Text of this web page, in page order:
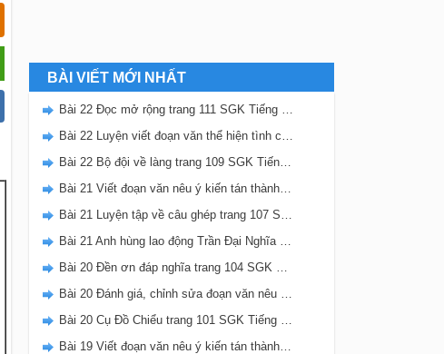
BÀI VIẾT MỚI NHẤT
Bài 22 Đọc mở rộng trang 111 SGK Tiếng Việt 5 Kết nối tri thức tập 2
Bài 22 Luyện viết đoạn văn thể hiện tình cảm, cảm xúc về một sự việc trang 111 SGK Tiếng Việt 5 Kết nối tri thức tập 2
Bài 22 Bộ đội về làng trang 109 SGK Tiếng Việt 5 Kết nối tri thức tập 2
Bài 21 Viết đoạn văn nêu ý kiến tán thành một sự việc, hiện tượng (Bài viết số 2) trang 108 SGK Tiếng Việt 5 Kết nối tri thức tập 2
Bài 21 Luyện tập về câu ghép trang 107 SGK Tiếng Việt 5 Kết nối tri thức tập 2
Bài 21 Anh hùng lao động Trần Đại Nghĩa trang 106 SGK Tiếng Việt 5 Kết nối tri thức tập 2
Bài 20 Đền ơn đáp nghĩa trang 104 SGK Tiếng Việt 5 Kết nối tri thức tập 2
Bài 20 Đánh giá, chỉnh sửa đoạn văn nêu ý kiến tán thành một sự vật, hiện tượng trang 103 SGK Tiếng Việt 5 Kết nối tri thức tập 2
Bài 20 Cụ Đồ Chiểu trang 101 SGK Tiếng Việt 5 Kết nối tri thức tập 2
Bài 19 Viết đoạn văn nêu ý kiến tán thành một sự việc, hiện tượng (Bài viết số 1) trang 100 SGK Tiếng Việt 5 Kết nối tri thức tập 2